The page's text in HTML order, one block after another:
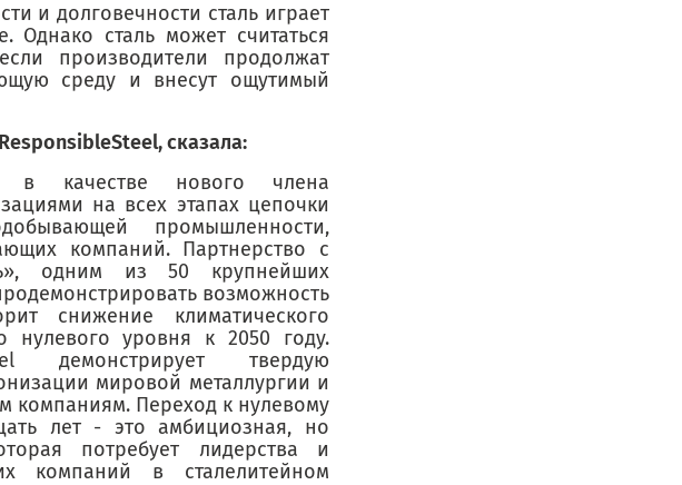
и долговечности сталь играет
сталь может считаться
производители продолжат
среду и внесут ощутимый
сказала:
в качестве нового члена
на всех этапах цепочки
промышленности,
компаний. Партнерство с
одним из 50 крупнейших
возможность
снижение климатического
нулевого уровня к 2050 году.
демонстрирует твердую
мировой металлургии и
компаниям. Переход к нулевому
лет - это амбициозная, но
потребует лидерства и
компаний в сталелитейном